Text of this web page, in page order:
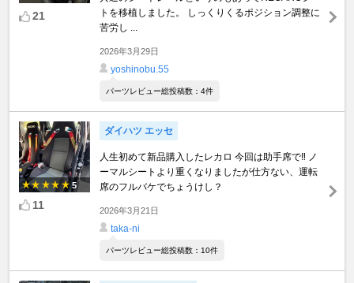
21
トを移植しました。 しっくりくるポジション調整に
苦労し ...
2026年3月29日
yoshinobu.55
パーツレビュー総投稿数：4件
5
11
ダイハツ エッセ
人生初めて新品購入したレカロ 今回は助手席で‼️ ノ
ーマルシートより重くなりましたが仕方ない、運転
席のフルバケでちょうけし？
2026年3月21日
taka-ni
パーツレビュー総投稿数：10件